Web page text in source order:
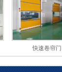
快速卷帘门